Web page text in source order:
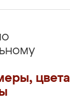
цвета